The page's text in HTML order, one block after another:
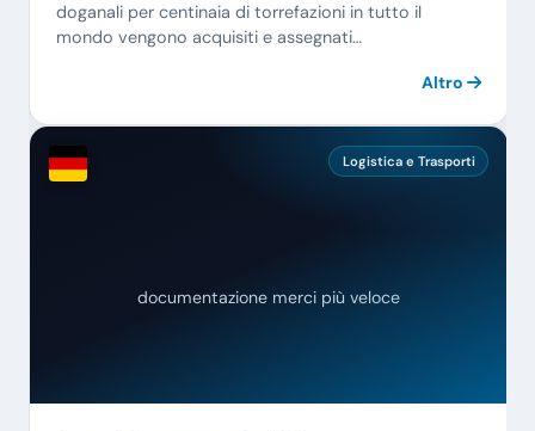
doganali per centinaia di torrefazioni in tutto il
mondo vengono acquisiti e assegnati
Altro
Logistica e Trasporti
documentazione merci più veloce